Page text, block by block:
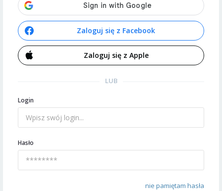
Zaloguj się z Facebook
Zaloguj się z Apple
LUB
Login
Hasło
nie pamiętam hasła